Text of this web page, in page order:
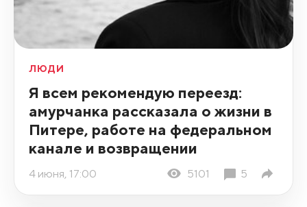
ЛЮДИ
Я всем рекомендую переезд:
амурчанка рассказала о жизни в
Питере, работе на федеральном
канале и возвращении
4 июня, 17:00 5101 5